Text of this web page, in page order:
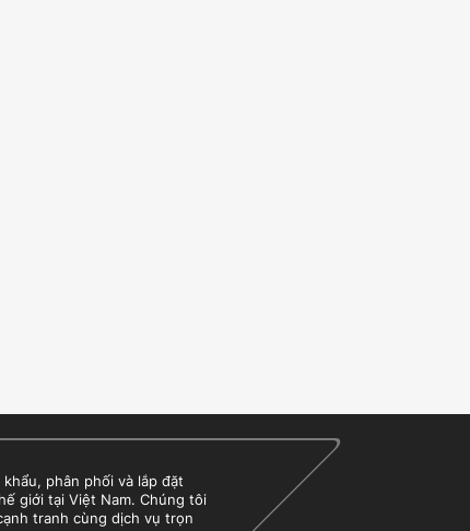
phân phối và lắp đặt
giới tại Việt Nam. Chúng tôi
tranh cùng dịch vụ trọn